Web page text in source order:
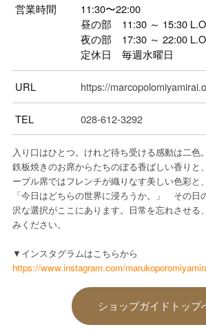
営業時間
11:30〜22:00
昼の部 11:30 ～ 15:30
夜の部 17:30 ～ 22:00
定休日 毎週水曜日
URL https://
TEL 028-612-3292
入り口はひとつ。けれど待ち受ける感動は二色。
鉄板焼きのお席からたちのぼる香ばしい香りと
ーブル席ではフレンチが織りなす美しい色彩と
「今日はどちらの世界に浸ろうか。」 その日
沢な選択がここにあります。日常を忘れさせる
みください。
▼インスタグラムはこちらから
https://www.instagram.com/
ショップガイドトップ